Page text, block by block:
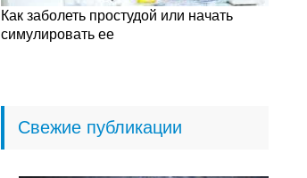
Как заболеть простудой или начать
симулировать ее
Свежие публикации